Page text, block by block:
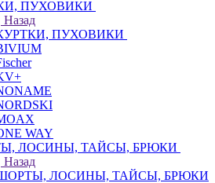
ПУХОВИКИ
Назад
ПУХОВИКИ
WAY
ЛОСИНЫ, ТАЙСЫ, БРЮКИ
Назад
ЛОСИНЫ, ТАЙСЫ, БРЮКИ